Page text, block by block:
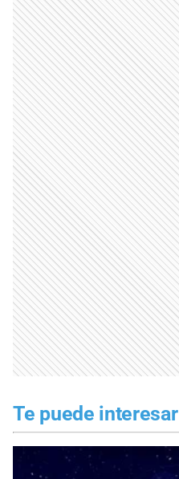
Te puede interesar